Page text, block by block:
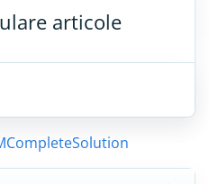
articole